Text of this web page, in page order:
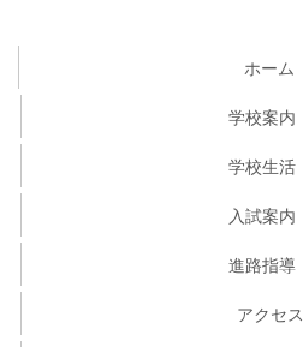
ホーム
学校案内
学校生活
入試案内
進路指導
アクセス